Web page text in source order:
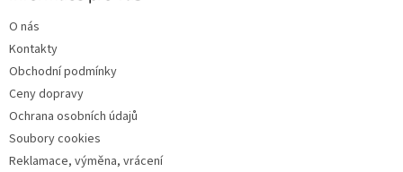
O nás
Kontakty
Obchodní podmínky
Ceny dopravy
Ochrana osobních údajů
Soubory cookies
Reklamace, výměna, vrácení